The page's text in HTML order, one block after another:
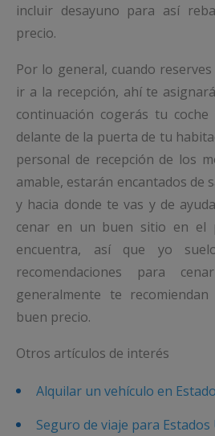
incluir desayuno para así
precio.
Por lo general, cuando
ir a la recepción, ahí te
continuación cogerás tu
delante de la puerta de tu
personal de recepción de los
amable, estarán encantados de
y hacia donde te vas y de
cenar en un buen sitio en el
encuentra, así que yo
recomendaciones para
generalmente te
buen precio.
Otros artículos de interés
Alquilar un vehículo en
Seguro de viaje para Estados